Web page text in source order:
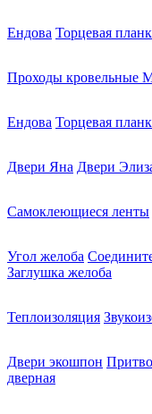
Ендова Торцевая
Проходы кровельные
Ендова Торцевая
Двери Яна Двери
Самоклеющиеся ленты
Угол желоба
Заглушка желоба
Теплоизоляция
Двери экошпон
дверная